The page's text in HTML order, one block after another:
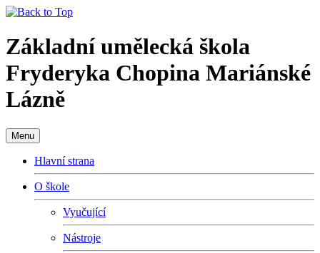
Základní umělecká škola
Fryderyka Chopina Mariánské
Lázně
Menu
Hlavní strana
O škole
Vyučující
Nástroje